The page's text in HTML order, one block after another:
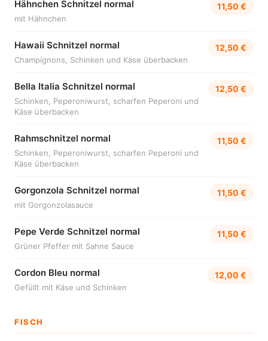
Hähnchen Schnitzel normal
mit Hähnchen
11,50 €
Hawaii Schnitzel normal
Champignons, Schinken und Käse überbacken
12,50 €
Bella Italia Schnitzel normal
Schinken, Peperoniwurst, scharfen Peperoni und
Käse überbacken
12,50 €
Rahmschnitzel normal
Schinken, Peperoniwurst, scharfen Peperoni und
Käse überbacken
11,50 €
Gorgonzola Schnitzel normal
mit Gorgonzolasauce
11,50 €
Pepe Verde Schnitzel normal
Grüner Pfeffer mit Sahne Sauce
11,50 €
Cordon Bleu normal
Gefüllt mit Käse und Schinken
12,00 €
FISCH